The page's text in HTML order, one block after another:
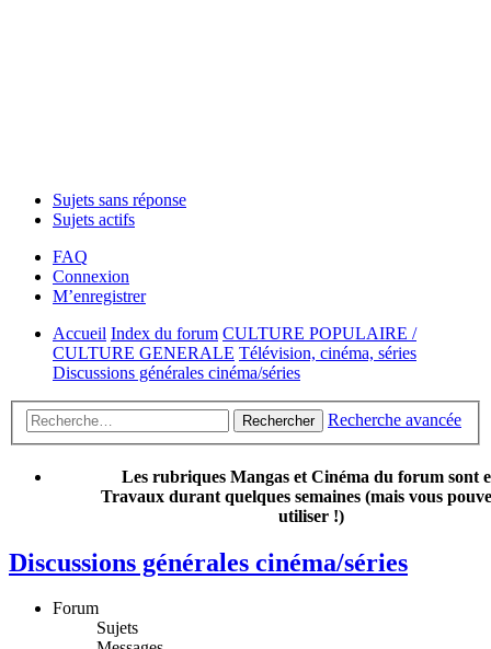
Sujets sans réponse
Sujets actifs
FAQ
Connexion
M’enregistrer
Accueil Index du forum CULTURE POPULAIRE /
CULTURE GENERALE Télévision, cinéma, séries
Discussions générales cinéma/séries
Rechercher Recherche avancée
Les rubriques Mangas et Cinéma du forum sont
Travaux durant quelques semaines (mais vous
utiliser !)
Discussions générales cinéma/séries
Forum
Sujets